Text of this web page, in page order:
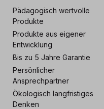
Pädagogisch wertvolle
Produkte
Produkte aus eigener
Entwicklung
Bis zu 5 Jahre Garantie
Persönlicher
Ansprechpartner
Ökologisch langfristiges
Denken